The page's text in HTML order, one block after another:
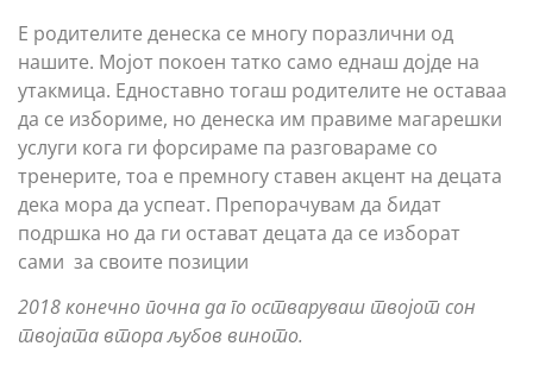
Е родителите денеска се многу поразлични од
нашите. Мојот покоен татко само еднаш дојде на
утакмица. Едноставно тогаш родителите не оставаа
да се избориме, но денеска им правиме магарешки
услуги кога ги форсираме па разговараме со
тренерите, тоа е премногу ставен акцент на децата
дека мора да успеат. Препорачувам да бидат
подршка но да ги остават децата да се изборат
сами за своите позиции
2018 конечно почна да го остваруваш твојот сон
твојата втора љубов виното.